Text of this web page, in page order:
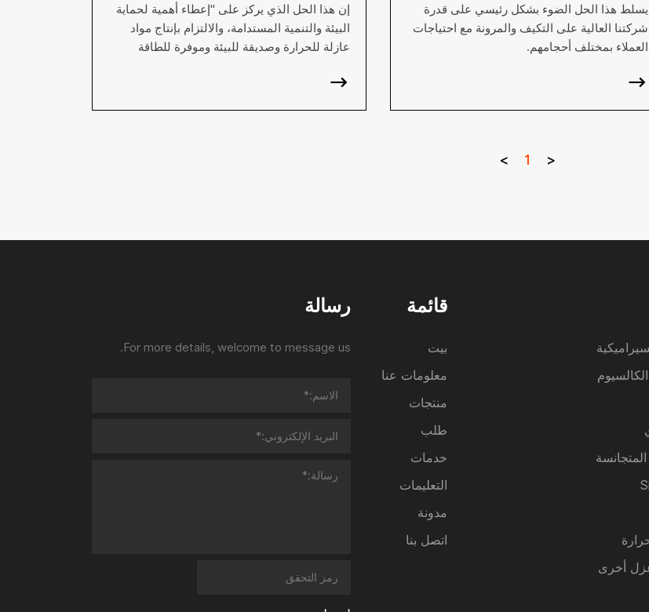
يسلط هذا الحل الضوء بشكل رئيسي على قدرة
شركتنا العالية على التكيف والمرونة مع احتياجات
العملاء بمختلف أحجامهم.
إن هذا الحل الذي يركز على "إعطاء أهمية لحماية
البيئة والتنمية المستدامة، والالتزام بإنتاج مواد
عازلة للحرارة وصديقة للبيئة وموفرة للطاقة
العملاء" يسلط الضوء بشكل رئيسي على شعور
<
1
>
المتجانسة
أخرى
قائمة
بيت
معلومات عنا
منتجات
طلب
خدمات
التعليمات
مدونة
اتصل بنا
رسالة
For more details, welcome to message us.